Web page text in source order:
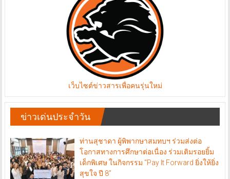
เว็บไซต์ข่าวสารเพื่อคนรุ่นใหม่
ข่าวเด่นประจำวัน
ท่านสุชาดา ผู้พิพากษาสมทบฯ ร่วมส่งต่อ
โอกาสทางการศึกษาต่อเนื่อง ร่วมเติมรอยยิ้ม
เด็กพิเศษ ในกิจกรรม “Pay It Forward ยิ่งให้ยิ่ง
สุขใจ ปี 8”